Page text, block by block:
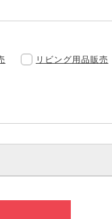
リビング用品販売